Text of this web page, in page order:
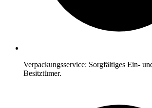
Verpackungsservice: Sorgfältiges Ein-
Besitztümer.